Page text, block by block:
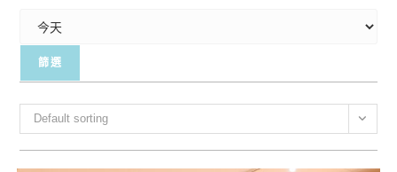
Default sorting